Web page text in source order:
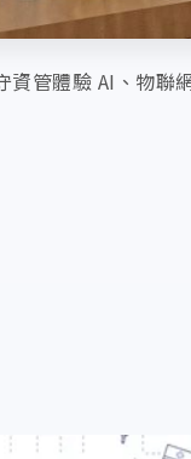
資管體驗 AI、物